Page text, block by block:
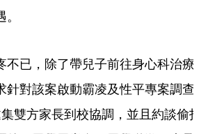
不已，除了帶兒子前往身心科治療
針對該案啟動霸凌及性平專案調查
雙方家長到校協調，並且約談偷